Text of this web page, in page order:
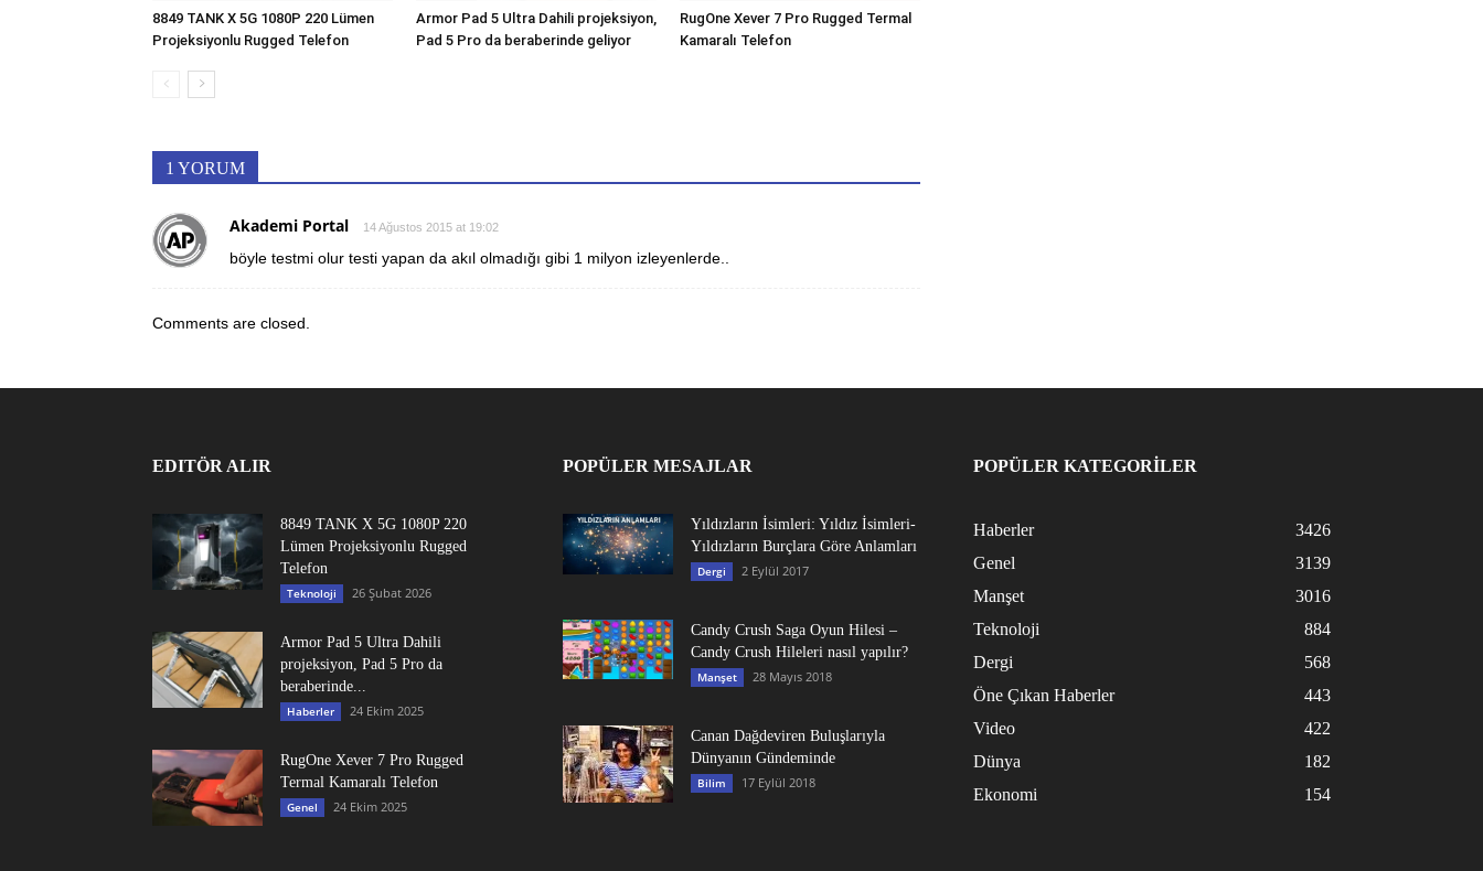
8849 TANK X 5G 1080P 220 Lümen
Projeksiyonlu Rugged Telefon
Armor Pad 5 Ultra Dahili projeksiyon,
Pad 5 Pro da beraberinde geliyor
RugOne Xever 7 Pro Rugged Termal
Kamaralı Telefon
1 YORUM
Akademi Portal 14 Ağustos 2015 at 19:02
böyle testmi olur testi yapan da akıl olmadığı gibi 1 milyon izleyenlerde..
Comments are closed.
EDITÖR ALIR
8849 TANK X 5G 1080P 220
Lümen Projeksiyonlu Rugged
Telefon
Teknoloji 26 Şubat 2026
Armor Pad 5 Ultra Dahili
projeksiyon, Pad 5 Pro da
beraberinde...
Haberler 24 Ekim 2025
RugOne Xever 7 Pro Rugged
Termal Kamaralı Telefon
Genel 24 Ekim 2025
POPÜLER MESAJLAR
Yıldızların İsimleri: Yıldız İsimleri-
Yıldızların Burçlara Göre Anlamları
Dergi 2 Eylül 2017
Candy Crush Saga Oyun Hilesi –
Candy Crush Hileleri nasıl yapılır?
Manşet 28 Mayıs 2018
Canan Dağdeviren Buluşlarıyla
Dünyanın Gündeminde
Bilim 17 Eylül 2018
POPÜLER KATEGORİLER
Haberler
3426
Genel
3139
Manşet
3016
Teknoloji
884
Dergi
568
Öne Çıkan Haberler
443
Video
422
Dünya
182
Ekonomi
154